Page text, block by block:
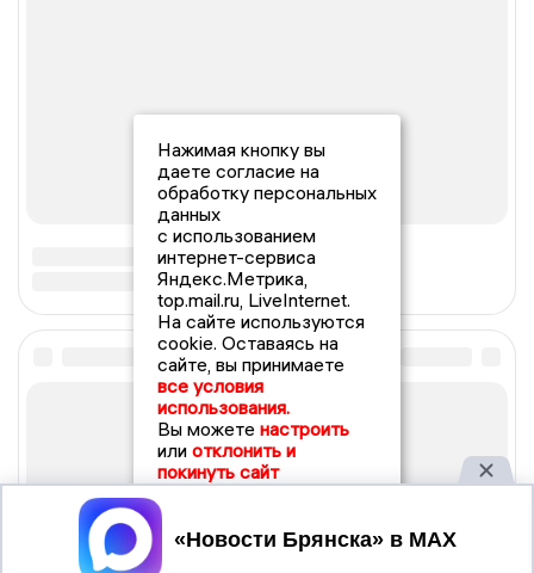
Нажимая кнопку вы
даете согласие на
обработку персональных
данных
с использованием
интернет-сервиса
Яндекс.Метрика,
top.mail.ru, LiveInternet.
На сайте используются
cookie. Оставаясь на
сайте, вы принимаете
все условия
использования.
Вы можете настроить
или отклонить и
покинуть сайт
Принять